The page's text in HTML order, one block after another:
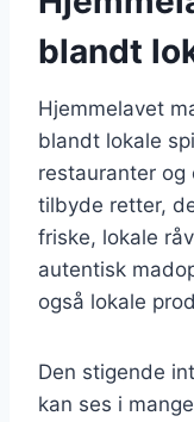
blandt
Hjemmelavet
blandt lokale
restauranter
tilbyde retter,
friske, lokale
autentisk
også lokale
Den stigende
kan ses i